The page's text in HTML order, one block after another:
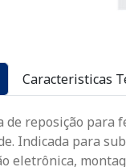
Caracteristicas
de reposição para
Indicada para
eletrônica,